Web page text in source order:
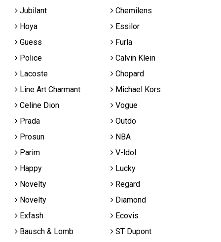
Jubilant
Chemilens
Hoya
Essilor
Guess
Furla
Police
Calvin Klein
Lacoste
Chopard
Line Art Charmant
Michael Kors
Celine Dion
Vogue
Prada
Outdo
Prosun
NBA
Parim
V-ldol
Happy
Lucky
Novelty
Regard
Novelty
Diamond
Exfash
Ecovis
Bausch & Lomb
ST Dupont